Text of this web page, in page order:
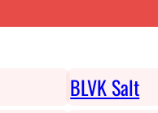
BLVK Salt